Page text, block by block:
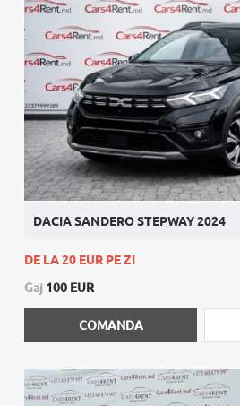
DACIA SANDERO STEPWAY 2024
DE LA 20 EUR PE ZI
Gaj 100 EUR
COMANDA